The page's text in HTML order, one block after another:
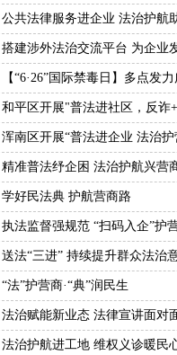
公共法律服务进企业 法治护航
搭建涉外法治交流平台 为企业
【“6·26”国际禁毒日】多点发
和平区开展"普法进社区，反诈
浑南区开展“普法进企业 法治护
精准普法纾企困 法治护航兴营
学好民法典 护航营商路
执法监督强规范 “扫码入企”护
送法“三进” 持续提升群众法治
“法”护营商·“典”润民生
法治赋能新业态 法律宣讲面对
法治护航进工地 维权义诊暖民